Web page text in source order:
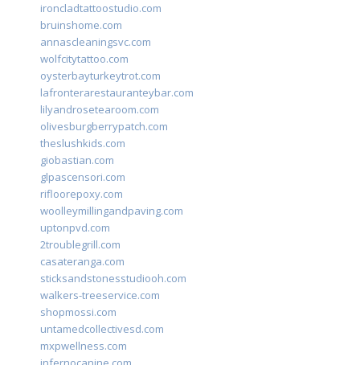
ironcladtattoostudio.com
bruinshome.com
annascleaningsvc.com
wolfcitytattoo.com
oysterbayturkeytrot.com
lafronterarestauranteybar.com
lilyandrosetearoom.com
olivesburgberrypatch.com
theslushkids.com
giobastian.com
glpascensori.com
rifloorepoxy.com
woolleymillingandpaving.com
uptonpvd.com
2troublegrill.com
casateranga.com
sticksandstonesstudiooh.com
walkers-treeservice.com
shopmossi.com
untamedcollectivesd.com
mxpwellness.com